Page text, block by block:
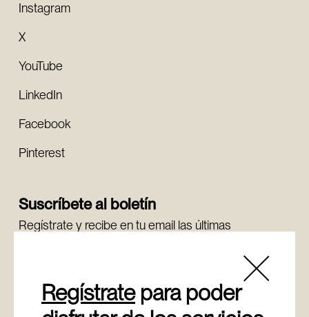
Regístratepara poder
Instagram
X
YouTube
LinkedIn
Facebook
Pinterest
Suscríbete al boletín
Regístrate y recibe en tu email las últimas